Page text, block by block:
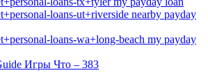
loans-ut+riverside nearby payday
loans-wa+long-beach my payday
Игры Что – 383